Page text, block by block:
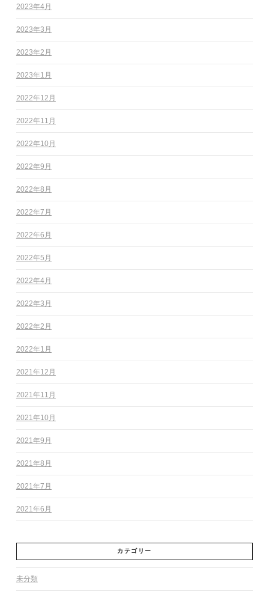
2023年4月
2023年3月
2023年2月
2023年1月
2022年12月
2022年11月
2022年10月
2022年9月
2022年8月
2022年7月
2022年6月
2022年5月
2022年4月
2022年3月
2022年2月
2022年1月
2021年12月
2021年11月
2021年10月
2021年9月
2021年8月
2021年7月
2021年6月
カテゴリー
未分類